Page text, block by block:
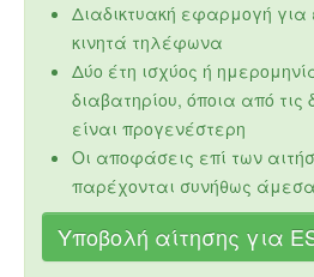
Διαδικτυακή εφαρμογή για
κινητά τηλέφωνα
Δύο έτη ισχύος ή
διαβατηρίου, όποια από τις
είναι προγενέστερη
Οι αποφάσεις επί των
παρέχονται συνήθως άμεσα
Υποβολή αίτησης για